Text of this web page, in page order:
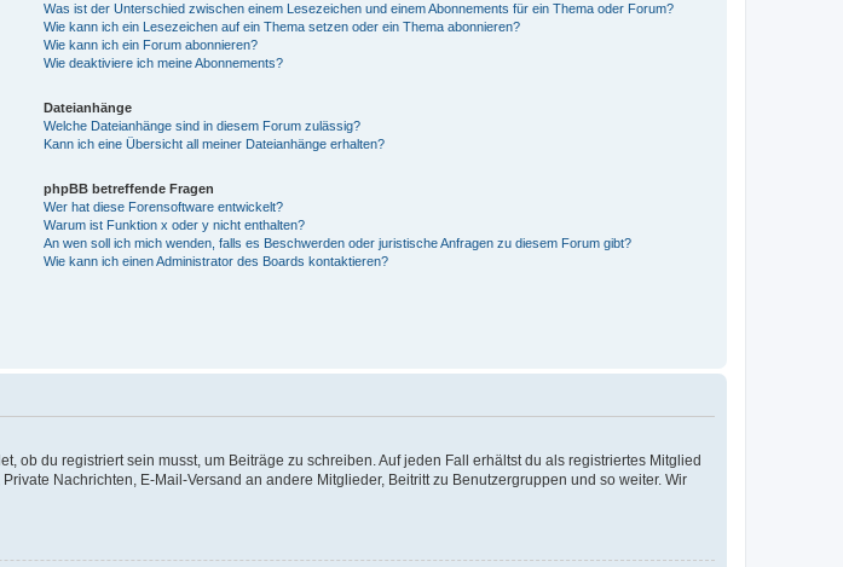
Was ist der Unterschied zwischen einem Lesezeichen und einem Abonnements für ein Thema oder Forum?
Wie kann ich ein Lesezeichen auf ein Thema setzen oder ein Thema abonnieren?
Wie kann ich ein Forum abonnieren?
Wie deaktiviere ich meine Abonnements?
Dateianhänge
Welche Dateianhänge sind in diesem Forum zulässig?
Kann ich eine Übersicht all meiner Dateianhänge erhalten?
phpBB betreffende Fragen
Wer hat diese Forensoftware entwickelt?
Warum ist Funktion x oder y nicht enthalten?
An wen soll ich mich wenden, falls es Beschwerden oder juristische Anfragen zu diesem Forum gibt?
Wie kann ich einen Administrator des Boards kontaktieren?
du registriert sein musst, um Beiträge zu schreiben. Auf jeden Fall erhältst du als registriertes Mitglied
Nachrichten, E-Mail-Versand an andere Mitglieder, Beitritt zu Benutzergruppen und so weiter. Wir